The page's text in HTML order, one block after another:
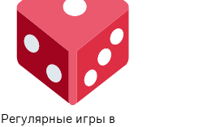
Регулярные игры в